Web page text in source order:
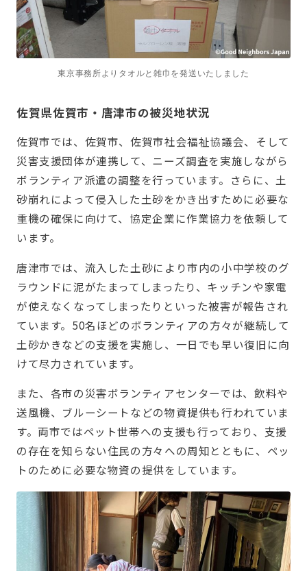
東京事務所よりタオルと雑巾を発送いたしました
佐賀県佐賀市・唐津市の被災地状況
佐賀市では、佐賀市、佐賀市社会福祉協議会、そして
災害支援団体が連携して、ニーズ調査を実施しながら
ボランティア派遣の調整を行っています。さらに、土
砂崩れによって侵入した土砂をかき出すために必要な
重機の確保に向けて、協定企業に作業協力を依頼して
います。
唐津市では、流入した土砂により市内の小中学校のグ
ラウンドに泥がたまってしまったり、キッチンや家電
が使えなくなってしまったりといった被害が報告され
ています。50名ほどのボランティアの方々が継続して
土砂かきなどの支援を実施し、一日でも早い復旧に向
けて尽力されています。
また、各市の災害ボランティアセンターでは、飲料や
送風機、ブルーシートなどの物資提供も行われていま
す。両市ではペット世帯への支援も行っており、支援
の存在を知らない住民の方々への周知とともに、ペッ
トのために必要な物資の提供をしています。